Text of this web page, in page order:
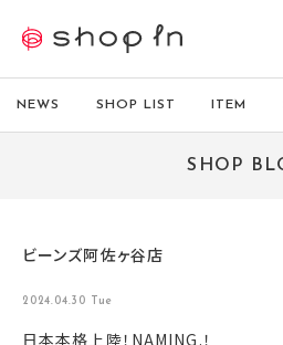
NEWS SHOP LIST ITEM
SHOP
ビーンズ阿佐ヶ谷店
2024.04.30 Tue
日本本格上陸！NAMING.！